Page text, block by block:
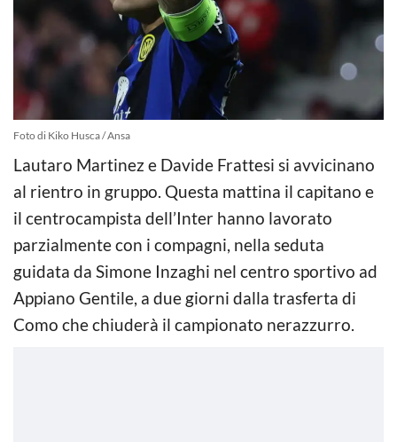
Foto di Kiko Husca / Ansa
Lautaro Martinez e Davide Frattesi si avvicinano
al rientro in gruppo. Questa mattina il capitano e
il centrocampista dell’Inter hanno lavorato
parzialmente con i compagni, nella seduta
guidata da Simone Inzaghi nel centro sportivo ad
Appiano Gentile, a due giorni dalla trasferta di
Como che chiuderà il campionato nerazzurro.